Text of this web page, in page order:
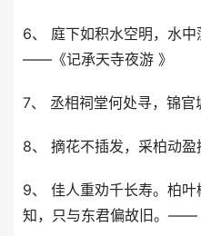
6、 庭下如积水空明，水中
——《记承天寺夜游 》
7、 丞相祠堂何处寻，锦
8、 摘花不插发，采柏动
9、 佳人重劝千长寿。柏
知，只与东君偏故旧。——